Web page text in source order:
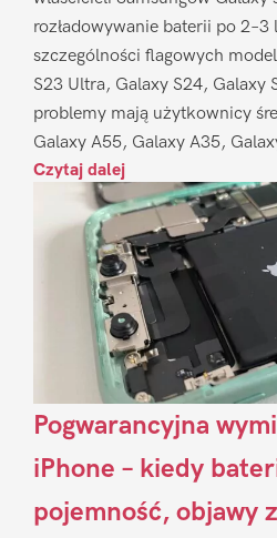
rozładowywanie baterii po
szczególności flagowych
S23 Ultra, Galaxy S24, Galaxy
problemy mają użytkownicy
Galaxy A55, Galaxy A35,
Czytaj dalej
Pogwarancyjna
iPhone – kiedy
pojemność, objawy